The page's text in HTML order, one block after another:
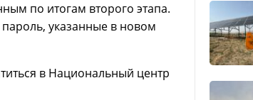
по итогам второго этапа.
указанные в новом
в Национальный центр